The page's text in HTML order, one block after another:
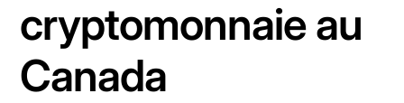
cryptomonnaie au
Canada